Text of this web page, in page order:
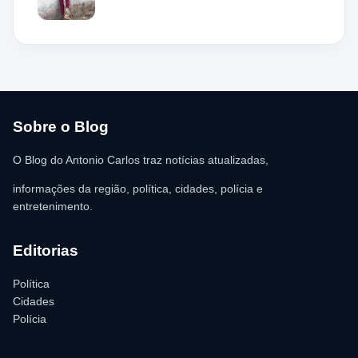
local, a guarnição encontrou o homem deitado no chão,
aparentando estar desacordado. De acordo com a vítima,
chegada dos policiais. O Serviço de Atendimento Móvel de
para as providências legais.
Sobre o Blog
O Blog do Antonio Carlos traz notícias atualizadas,
informações da região, política, cidades, polícia e
entretenimento.
Editorias
Política
Cidades
Polícia